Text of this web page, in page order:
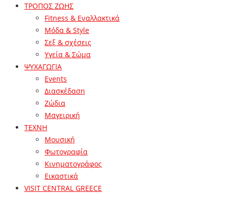
ΤΡΟΠΟΣ ΖΩΗΣ
Fitness & Εναλλακτικά
Μόδα & Style
Σεξ & σχέσεις
Υγεία & Σώμα
ΨΥΧΑΓΩΓΙΑ
Events
Διασκέδαση
Ζώδια
Μαγειρική
ΤΕΧΝΗ
Μουσική
Φωτογραφία
Κινηματογράφος
Εικαστικά
VISIT CENTRAL GREECE